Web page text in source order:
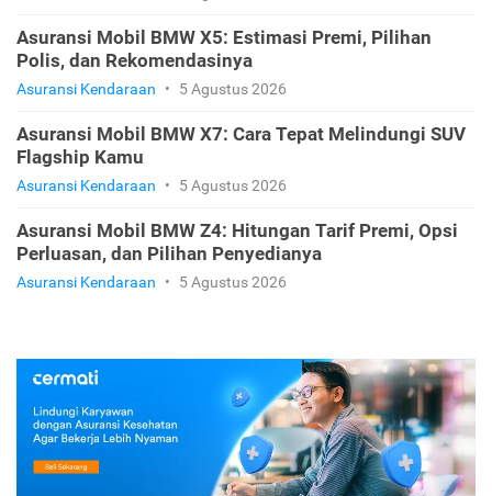
Asuransi Mobil BMW X5: Estimasi Premi, Pilihan
Polis, dan Rekomendasinya
Asuransi Kendaraan • 5 Agustus 2026
Asuransi Mobil BMW X7: Cara Tepat Melindungi SUV
Flagship Kamu
Asuransi Kendaraan • 5 Agustus 2026
Asuransi Mobil BMW Z4: Hitungan Tarif Premi, Opsi
Perluasan, dan Pilihan Penyedianya
Asuransi Kendaraan • 5 Agustus 2026